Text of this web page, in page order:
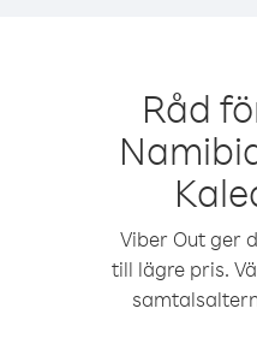
Råd
Viber Out ger
till lägre pris.